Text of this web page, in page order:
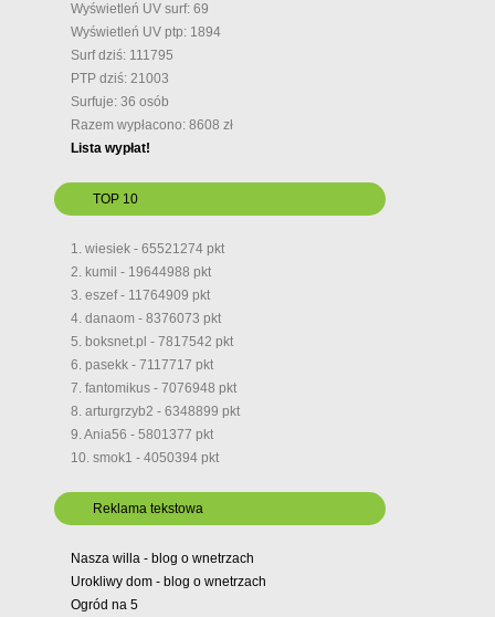
Wyświetleń UV surf: 69
Wyświetleń UV ptp: 1894
Surf dziś: 111795
PTP dziś: 21003
Surfuje: 36 osób
Razem wypłacono: 8608 zł
Lista wypłat!
TOP 10
1. wiesiek - 65521274 pkt
2. kumil - 19644988 pkt
3. eszef - 11764909 pkt
4. danaom - 8376073 pkt
5. boksnet.pl - 7817542 pkt
6. pasekk - 7117717 pkt
7. fantomikus - 7076948 pkt
8. arturgrzyb2 - 6348899 pkt
9. Ania56 - 5801377 pkt
10. smok1 - 4050394 pkt
Reklama tekstowa
Nasza willa - blog o wnetrzach
Urokliwy dom - blog o wnetrzach
Ogród na 5